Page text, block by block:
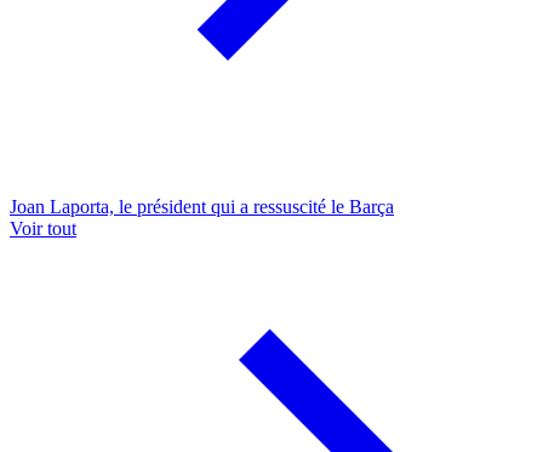
Joan Laporta, le président qui a ressuscité le Barça
Voir tout